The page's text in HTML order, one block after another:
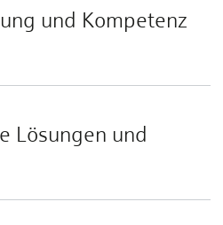
und Kompetenz
Lösungen und